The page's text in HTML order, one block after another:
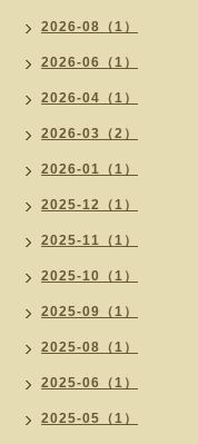
2026-08（1）
2026-06（1）
2026-04（1）
2026-03（2）
2026-01（1）
2025-12（1）
2025-11（1）
2025-10（1）
2025-09（1）
2025-08（1）
2025-06（1）
2025-05（1）